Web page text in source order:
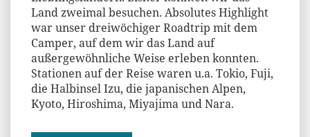
Land zweimal besuchen. Absolutes Highlight
war unser dreiwöchiger Roadtrip mit dem
Camper, auf dem wir das Land auf
außergewöhnliche Weise erleben konnten.
Stationen auf der Reise waren u.a. Tokio, Fuji,
die Halbinsel Izu, die japanischen Alpen,
Kyoto, Hiroshima, Miyajima und Nara.